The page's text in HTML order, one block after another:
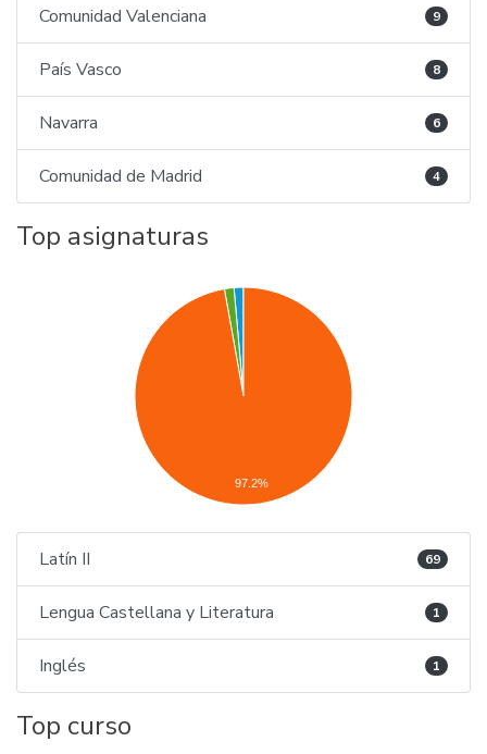
Comunidad Valenciana 9
País Vasco 8
Navarra 6
Comunidad de Madrid 4
Top asignaturas
97.2%
Latín II 69
Lengua Castellana y Literatura 1
Inglés 1
Top curso